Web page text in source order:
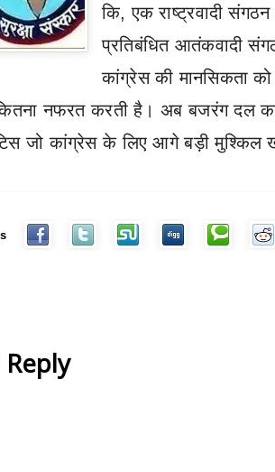
कि,एक राष्ट्रवादी
प्रतिबंधित आतंकवादी
कांग्रेस की मानसिकता को
नफरत करती है। अब बजरंग दल
जो कांग्रेस के लिए आगे बड़ी
Reply